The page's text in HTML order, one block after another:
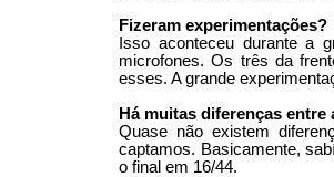
Fizeram experimentações?
Isso aconteceu durante a
microfones. Os três da
esses. A grande
Há muitas diferenças entre
Quase não existem
captamos. Basicamente,
o final em 16/44.